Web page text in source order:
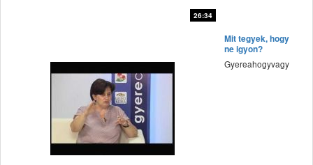
26:34
Mit tegyek, hogy
ne igyon?
Gyereahogyvagy